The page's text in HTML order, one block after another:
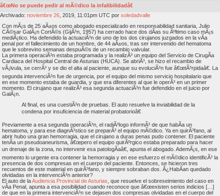
â€œNo se puede pedir al mÃ©dico la infalibilidadâ€
Archivado: noviembre 26 , 2019, 11:01pm UTC por soledadvalle
Con mÃ¡s de 25 aÃ±os como abogado especializado en responsabilidad sanitaria, Julio
CÃ©sar GalÃ¡n CortÃ©s (GijÃ³n, 1957) ha cerrado hace dos dÃ­as su Ãºltimo caso mÃ¡s
mediÃ¡tico. Ha defendido la actuaciÃ³n de uno de los dos cirujanos juzgados en la vÃ­a
penal por el fallecimiento de un hombre, de 44 aÃ±os, tras ser intervenido del hematoma
que le sobrevino semanas despuÃ©s de un recambio valvular.
La primera operaciÃ³n estaba programada y la realizÃ³ un equipo del Servicio de CirugÃ­a
Cardiaca del Hospital Central de Asturias (HUCA). Se abriÃ³, se hizo el recambio de
vÃ¡lvula, se cerrÃ³ y se dio el alta al paciente, aunque su evoluciÃ³n fue â€œtÃ³rpidaâ€. La
segunda intervenciÃ³n fue de urgencia, por el equipo del mismo servicio hospitalario que
en ese momento estaba de guardia, y que era diferentes al que le operÃ³ en un primer
momento. El cirujano que realizÃ³ esa segunda actuaciÃ³n fue defendido en el juicio por
GalÃ¡n.
Al final, es una cuestiÃ³n de pruebas. El auto resuelve la inviabilidad de la
condena por insuficiencia de material probatorioâ€
Previamente a esa segunda operaciÃ³n, el radiÃ³logo informÃ³ de que habÃ­a un
hematoma, y para ese diagnÃ³stico se preparÃ³ el equipo mÃ©dico. Ya en quirÃ³fano, al
abrir hubo una gran hemorragia, que el cirujano a duras penas pudo contener. El paciente
tenÃ­a un pseudoaneurisma, â€œpero el equipo quirÃºrgico estaba preparado para hacer
un drenaje de la zona, no intervenir esa patologÃ­aâ€, apunta el abogado. AdemÃ¡s, en ese
momento lo urgente era contener la hemorragia y en ese esfuerzo el mÃ©dico identificÃ³ la
presencia de dos compresas en el cuerpo del paciente. Entonces, se hicieron tres
recuentos de este material en quirÃ³fano, y siempre sobraban dos. Â¿HabÃ­an quedado
olvidadas en la intervenciÃ³n anterior?
El auto de laAudiencia Provincial de Asturias , que resuelve el sobreseimiento del caso en
vÃ­a Penal, apunta a esa posibilidad cuando reconoce que â€œexisten serios indicios […]
de que en la primera intervenciÃ³n se dejasen dos compresas olvidadas en el cuerpo del